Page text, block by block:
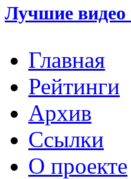
Лучшие
Главная
Рейтинги
Архив
Ссылки
О проекте